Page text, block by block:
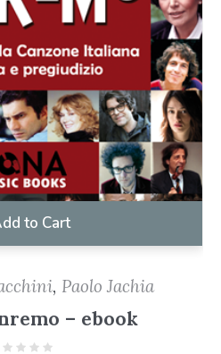
to Cart
, Paolo Jachia
– ebook